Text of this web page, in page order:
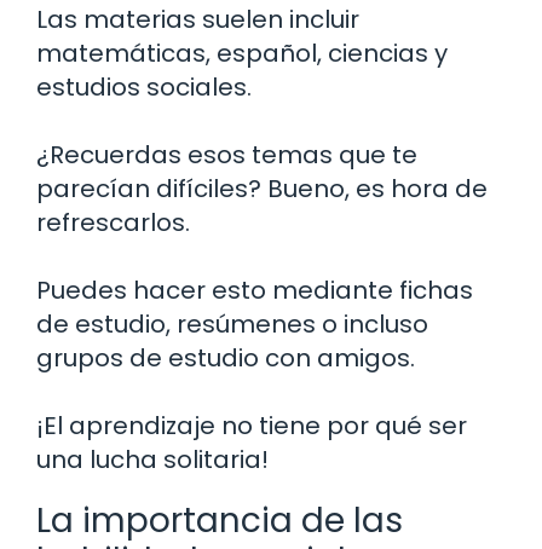
Las materias suelen incluir
matemáticas, español, ciencias y
estudios sociales.
¿Recuerdas esos temas que te
parecían difíciles? Bueno, es hora de
refrescarlos.
Puedes hacer esto mediante fichas
de estudio, resúmenes o incluso
grupos de estudio con amigos.
¡El aprendizaje no tiene por qué ser
una lucha solitaria!
La importancia de las